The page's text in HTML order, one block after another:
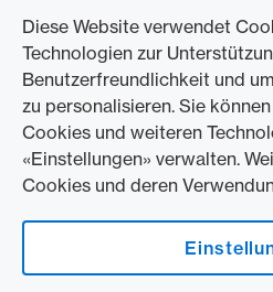
Diese Website verwendet
Technologien zur
Benutzerfreundlichkeit und
zu personalisieren. Sie
Cookies und weiteren
«Einstellungen» verwalten.
Cookies und deren
ZUM UNTERNEHMEN
Swisscard AECS GmbH
American Express Weltweit
Kontakt und Social Media
American Express
American Express